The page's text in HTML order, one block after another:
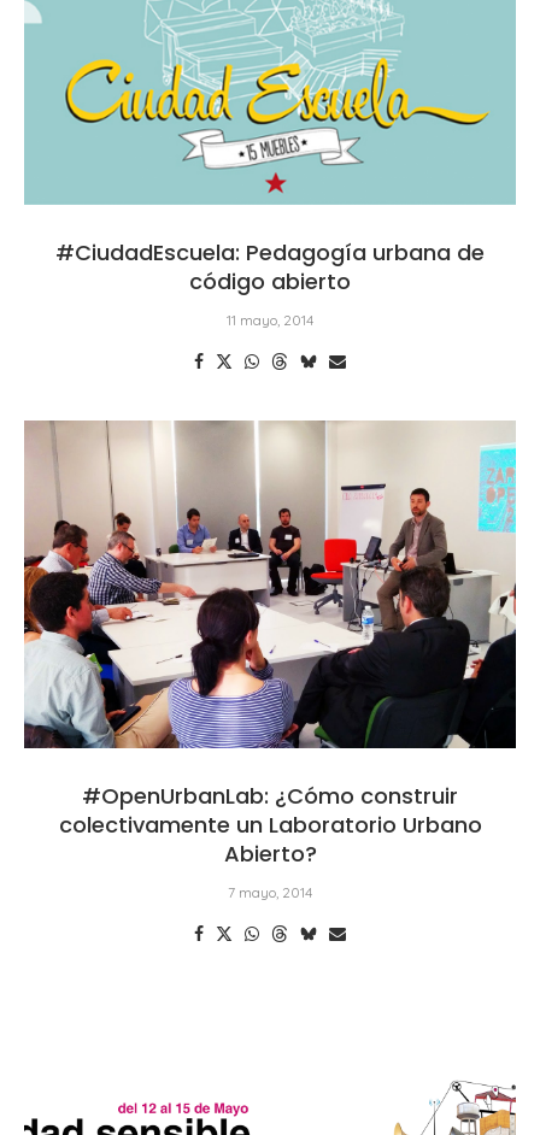
#CiudadEscuela: Pedagogía urbana de
código abierto
11 mayo, 2014
#OpenUrbanLab: ¿Cómo construir
colectivamente un Laboratorio Urbano
Abierto?
7 mayo, 2014